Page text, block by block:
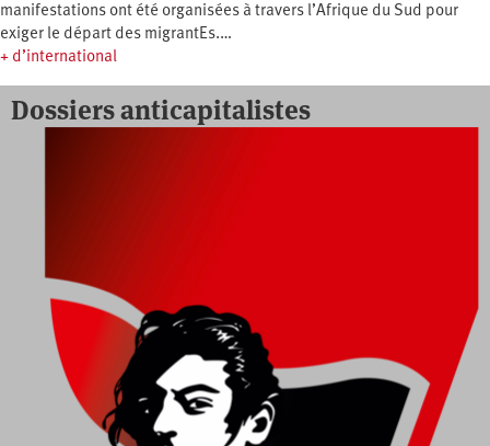
manifestations ont été organisées à travers l’Afrique du Sud pour
exiger le départ des migrantEs.…
+ d’international
Dossiers anticapitalistes